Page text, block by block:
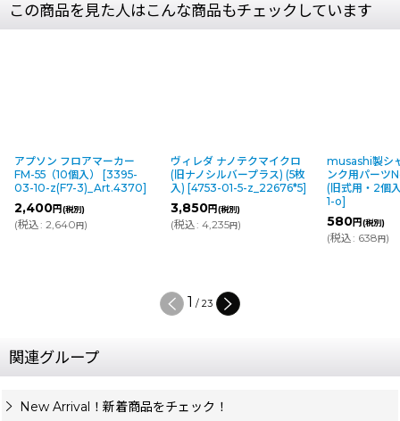
この商品を見た人はこんな商品もチェックしています
アプソン フロアマーカー
FM-55（10個入）
[3395-
03-10-z(F7-3)_Art.4370]
2,400円(税別)
(税込: 2,640円)
ヴィレダ ナノテクマイクロ
(旧ナノシルバープラス) (5枚
入) [4753-01-5-z_22676*5]
3,850円(税別)
(税込: 4,235円)
musashi製シ
ンク用パーツ
(旧式用・2個
1-o]
580円(税別)
(税込: 638円)
1 / 23
関連グループ
New Arrival！新着商品をチェック！